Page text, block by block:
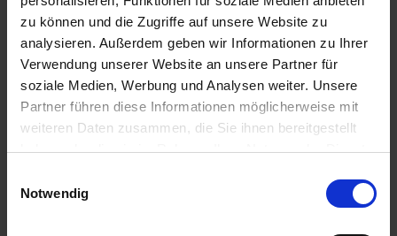
zu können und die Zugriffe auf unsere Website zu
analysieren. Außerdem geben wir Informationen zu Ihrer
Verwendung unserer Website an unsere Partner für
soziale Medien, Werbung und Analysen weiter. Unsere
Partner führen diese Informationen möglicherweise mit
weiteren Daten zusammen, die Sie ihnen bereitgestellt
haben oder die sie im Rahmen Ihrer Nutzung der Dienste
Cookies, wenn Sie unsere Webseite weiterhin nutzen.
Notwendig
€50.95
Prices incl. VAT, plus shipping costs
Remember Comment
part no.: 1100426
For BMW 2v Boxer up to 9/1975 with Siebenrock Power Kit